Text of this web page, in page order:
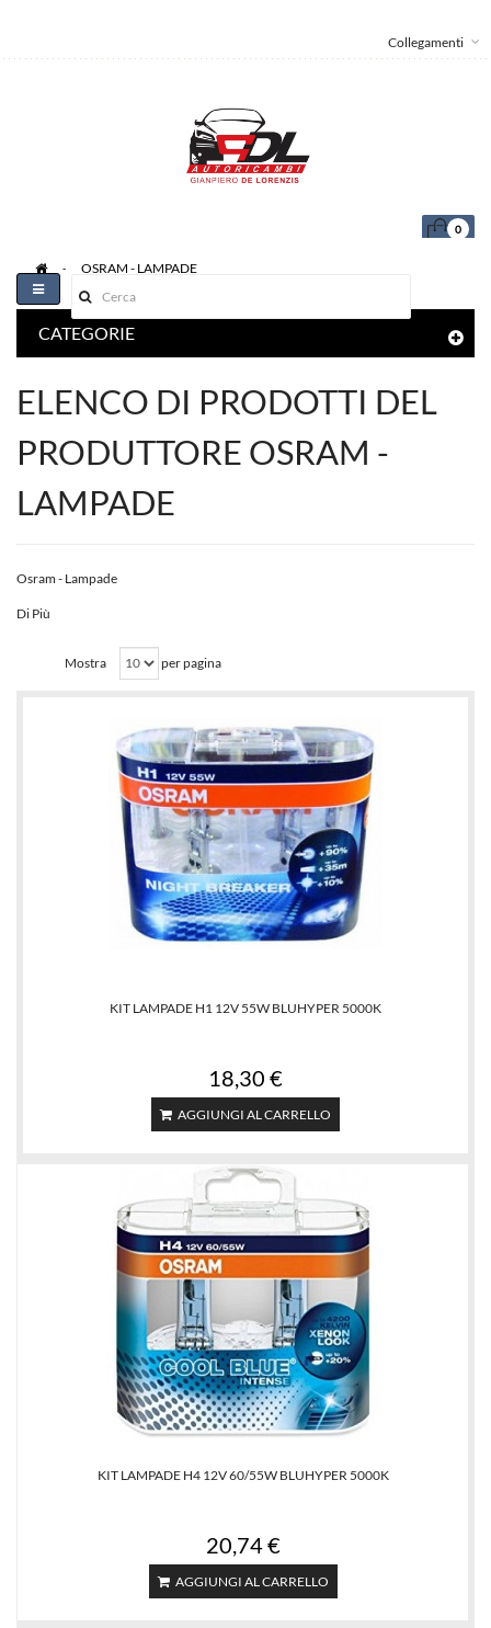
Collegamenti
0
Toggle
navigation
> OSRAM - LAMPADE
CATEGORIE
ELENCO DI PRODOTTI DEL
PRODUTTORE OSRAM -
LAMPADE
Osram - Lampade
Di Più
Mostra per pagina
KIT LAMPADE H1 12V 55W BLUHYPER 5000K
18,30 €
AGGIUNGI AL CARRELLO
KIT LAMPADE H4 12V 60/55W BLUHYPER 5000K
20,74 €
AGGIUNGI AL CARRELLO